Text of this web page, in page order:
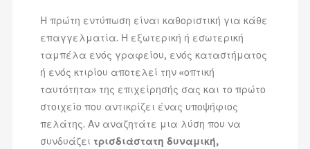
Η πρώτη εντύπωση είναι καθοριστική για κάθε
επαγγελματία. Η εξωτερική ή εσωτερική
ταμπέλα ενός γραφείου, ενός καταστήματος
ή ενός κτιρίου αποτελεί την «οπτική
ταυτότητα» της επιχείρησής σας και το πρώτο
στοιχείο που αντικρίζει ένας υποψήφιος
πελάτης. Αν αναζητάτε μια λύση που να
συνδυάζει τρισδιάστατη δυναμική,